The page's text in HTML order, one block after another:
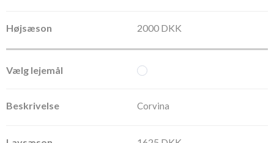
2000 DKK
Corvina